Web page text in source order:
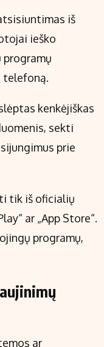
iš
ieško
programų
telefoną.
kenkėjiškas
sekti
prie
tik iš oficialių
ar „App Store“.
programų,
ar